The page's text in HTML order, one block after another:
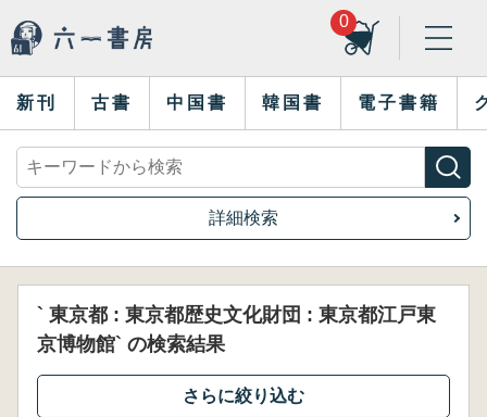
0
新刊 古書 中国書 韓国書 電子書籍
詳細検索
` 東京都 : 東京都歴史文化財団 : 東京都江戸東
京博物館` の検索結果